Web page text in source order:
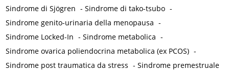
Sindrome di Sjögren -Sindrome di tako-tsubo -
Sindrome genito-urinaria della menopausa -
Sindrome Locked-In -Sindrome metabolica -
Sindrome ovarica poliendocrina metabolica (ex PCOS) -
Sindrome post traumatica da stress -Sindrome premestruale